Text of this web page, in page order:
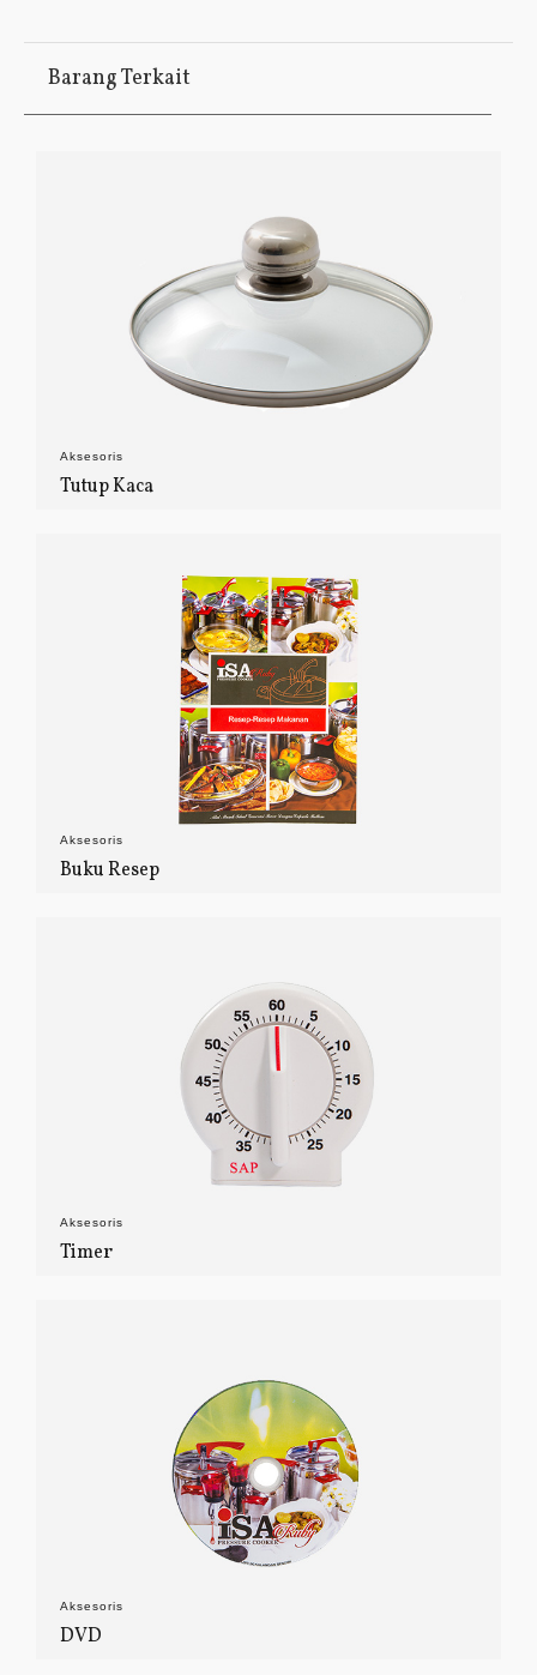
Barang Terkait
Aksesoris
Tutup Kaca
Aksesoris
Buku Resep
Aksesoris
Timer
Aksesoris
DVD